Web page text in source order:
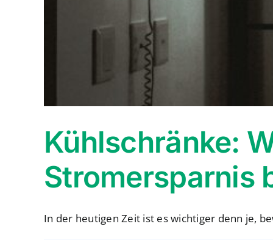
Kühlschränke:
Stromersparnis
In der heutigen Zeit ist es wichtiger denn je,